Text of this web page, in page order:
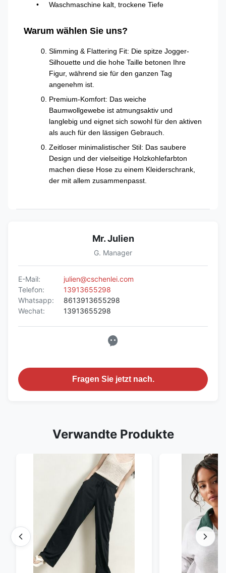
Waschmaschine kalt, trockene Tiefe
Warum wählen Sie uns?
Slimming & Flattering Fit: Die spitze Jogger-
Silhouette und die hohe Taille betonen Ihre
Figur, während sie für den ganzen Tag
angenehm ist.
Premium-Komfort: Das weiche
Baumwollgewebe ist atmungsaktiv und
langlebig und eignet sich sowohl für den aktiven
als auch für den lässigen Gebrauch.
Zeitloser minimalistischer Stil: Das saubere
Design und der vielseitige Holzkohlefarbton
machen diese Hose zu einem Kleiderschrank,
der mit allem zusammenpasst.
Mr. Julien
G. Manager
E-Mail:
julien@cschenlei.com
Telefon:
13913655298
Whatsapp:
8613913655298
Wechat:
13913655298
Fragen Sie jetzt nach.
Verwandte Produkte